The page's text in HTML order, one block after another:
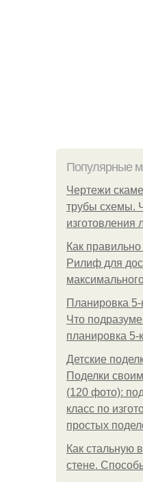
Популярные
Чертежи
трубы схемы.
изготовления
Как
Рилиф для
Планировка
Что
планировка 5-
Детские
Поделки
(120 фото):
класс по
простых
Как стальную
стене.